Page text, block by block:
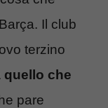
Il club
terzino
quello che
pare